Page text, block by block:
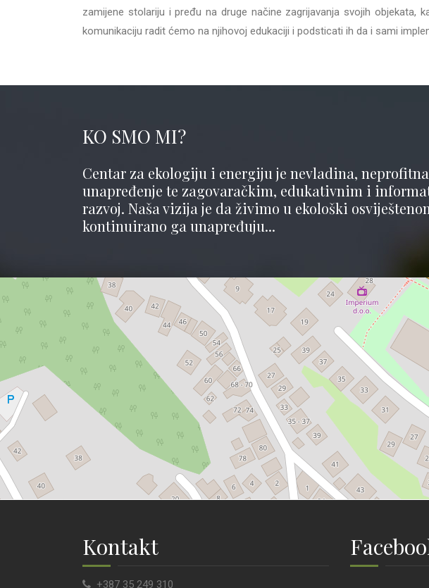
zamijene stolariju i pređu na druge načine zagrijavanja svojih
komunikaciju radit ćemo na njihovoj edukaciji i podsticati ih da i sami
KO SMO MI?
Centar za ekologiju i energiju je nevladina,
unapređenje te zagovaračkim, edukativnim i
razvoj. Naša vizija je da živimo u ekološki
kontinuirano ga unapređuju...
Kontakt
+387 35 249 310